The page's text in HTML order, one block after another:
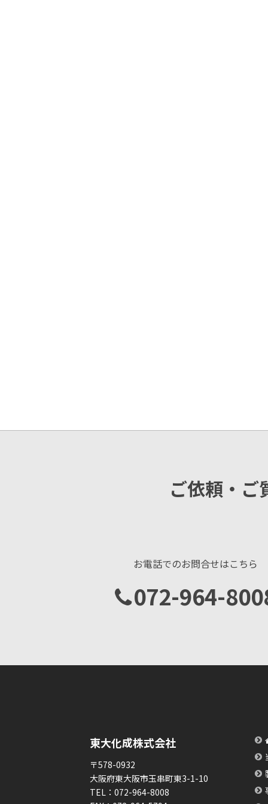
ご依頼・ご
お電話でのお問合せはこちら
072-964-
東大化成株式会社
〒578-0932
大阪府東大阪市玉串町東3-1-10
TEL： 072-964-8008